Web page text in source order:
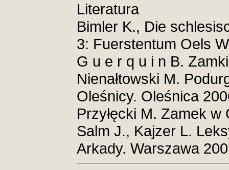
Literatura
Bimler K., Die
3: Fuerstentum Oels
G u e r q u i n B.
Nienałtowski M.
Oleśnicy. Oleśnica
Przyłęcki M. Zamek w
Salm J., Kajzer L.
Arkady. Warszawa